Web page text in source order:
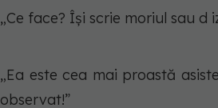
„Ce face? Își scrie moriul sau
„Ea este cea mai proastă
observat!”